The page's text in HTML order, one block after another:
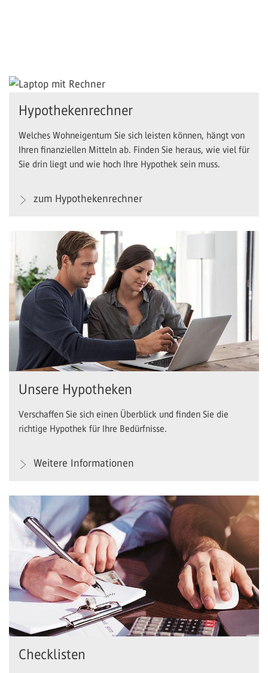
Hypothekenrechner
Welches Wohneigentum Sie sich leisten können, hängt von
Ihren finanziellen Mitteln ab. Finden Sie heraus, wie viel für
Sie drin liegt und wie hoch Ihre Hypothek sein muss.
zum Hypothekenrechner
Unsere Hypotheken
Verschaffen Sie sich einen Überblick und finden Sie die
richtige Hypothek für Ihre Bedürfnisse.
Weitere Informationen
Checklisten